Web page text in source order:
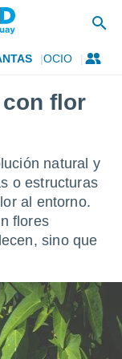
OCIO
flor
natural y
o estructuras
al entorno.
flores
sino que